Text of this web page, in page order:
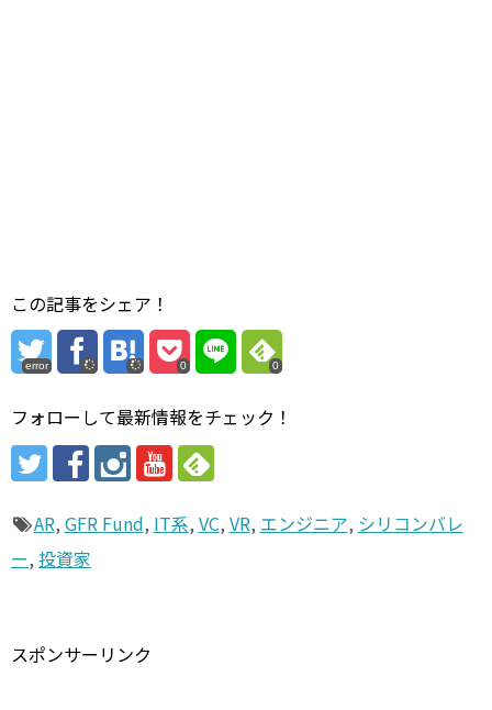
この記事をシェア！
error 0 0
フォローして最新情報をチェック！
AR, GFR Fund, IT系, VC, VR, エンジニア, シリコンバレ
ー, 投資家
スポンサーリンク